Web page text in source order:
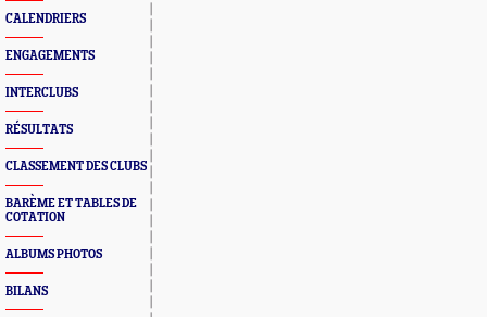
CALENDRIERS
ENGAGEMENTS
INTERCLUBS
RÉSULTATS
CLASSEMENT DES CLUBS
BARÈME ET TABLES DE
COTATION
ALBUMS PHOTOS
BILANS